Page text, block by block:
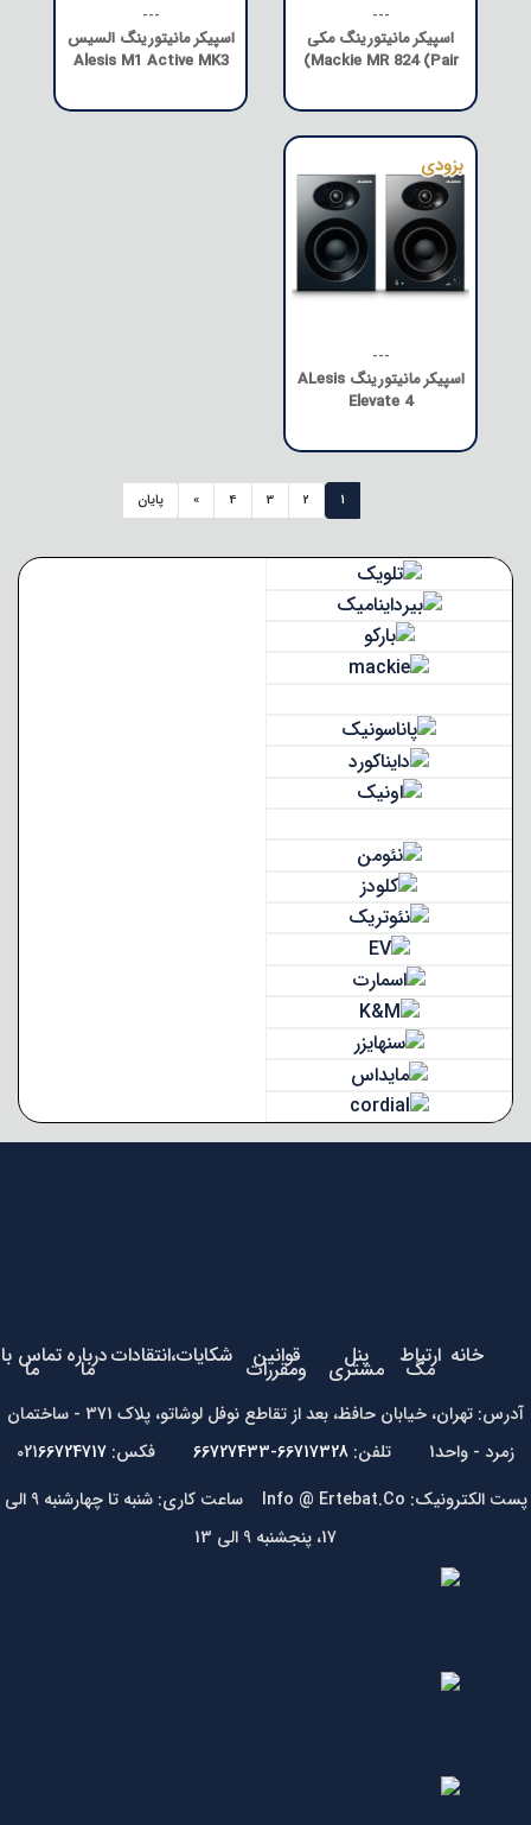
---
اسپیکر مانیتورینگ مکی
Mackie MR 824 (Pair)
---
اسپیکر مانیتورینگ السیس
Alesis M1 Active MK3
---
اسپیکر مانیتورینگ ALesis
Elevate 4
1
2
3
4
» پایان
خانه ارتباط
مگ پنل
مشتری قوانین
ومقررات شکایات،انتقاداتدرباره
ما تماس با
ما
آدرس: تهران، خیابان حافظ، بعد از تقاطع نوفل لوشاتو، پلاک 371 - ساختمان
زمرد - واحد1 تلفن:
66717328-66727433 فکس: 021 66724717
پست الکترونیک: Info @ Ertebat.Co ساعت کاری: شنبه تا چهارشنبه 9 الی
17، پنجشنبه 9 الی 13